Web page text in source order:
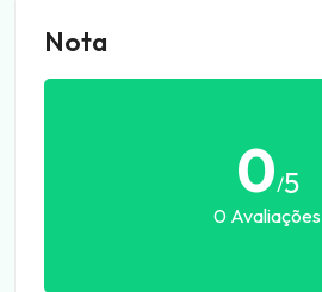
Nota
0/5
0 Avaliações